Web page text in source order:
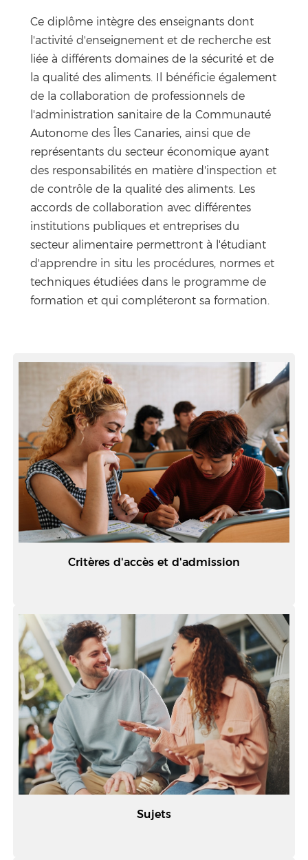
Ce diplôme intègre des enseignants dont
l'activité d'enseignement et de recherche est
liée à différents domaines de la sécurité et de
la qualité des aliments. Il bénéficie également
de la collaboration de professionnels de
l'administration sanitaire de la Communauté
Autonome des Îles Canaries, ainsi que de
représentants du secteur économique ayant
des responsabilités en matière d'inspection et
de contrôle de la qualité des aliments. Les
accords de collaboration avec différentes
institutions publiques et entreprises du
secteur alimentaire permettront à l'étudiant
d'apprendre in situ les procédures, normes et
techniques étudiées dans le programme de
formation et qui compléteront sa formation.
Critères d'accès et d'admission
Sujets